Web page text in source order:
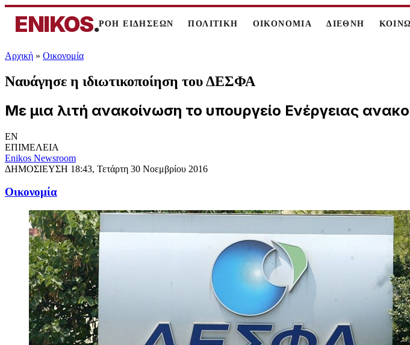
ENIKOS.ΡΟΗ ΕΙΔΗΣΕΩΝ ΠΟΛΙΤΙΚΗ ΟΙΚΟΝΟΜΙΑ ΔΙΕΘΝΗ
Αρχική » Oικονομία
Ναυάγησε η ιδιωτικοποίηση του ΔΕΣΦΑ
Με μια λιτή ανακοίνωση το υπουργείο Ενέργειας
EN
ΕΠΙΜΕΛΕΙΑ
Enikos Newsroom
ΔΗΜΟΣΙΕΥΣΗ 18:43, Τετάρτη 30 Νοεμβρίου 2016
Oικονομία